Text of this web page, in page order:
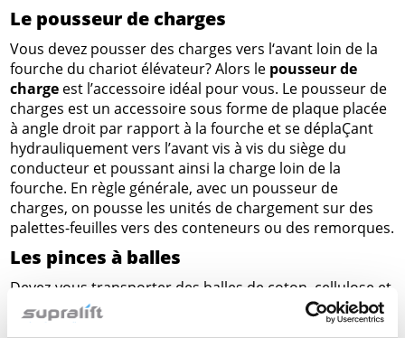
Le pousseur de charges
Vous devez pousser des charges vers l‘avant loin de la
fourche du chariot élévateur? Alors le pousseur de
charge est l’accessoire idéal pour vous. Le pousseur de
charges est un accessoire sous forme de plaque placée
à angle droit par rapport à la fourche et se déplaÇant
hydrauliquement vers l’avant vis à vis du siège du
conducteur et poussant ainsi la charge loin de la
fourche. En règle générale, avec un pousseur de
charges, on pousse les unités de chargement sur des
palettes-feuilles vers des conteneurs ou des remorques.
Les pinces à balles
Devez-vous transporter des balles de coton, cellulose et
vieux papiers, des cartons ou des caisses ? Pour les
marchandises non palettisées on utilise différents types